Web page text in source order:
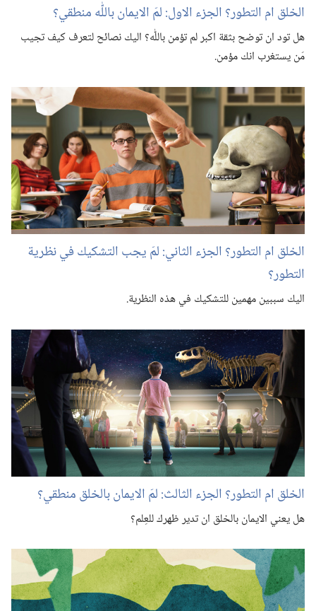
الخلق ام التطور؟‏ الجزء الاول:‏ لمَ الايمان باللّٰه منطقي؟‏
هل تود ان توضح بثقة اكبر لم تؤمن باللّٰه؟‏ اليك نصائح لتعرف كيف تجيب
مَن يستغرب انك مؤمن.‏
الخلق ام التطور؟‏ الجزء الثاني:‏ لمَ يجب التشكيك في نظرية
التطور؟‏
اليك سببين مهمين للتشكيك في هذه النظرية.‏
الخلق ام التطور؟‏ الجزء الثالث:‏ لمَ الايمان بالخلق منطقي؟‏
هل يعني الايمان بالخلق ان تدير ظهرك للعِلم؟‏